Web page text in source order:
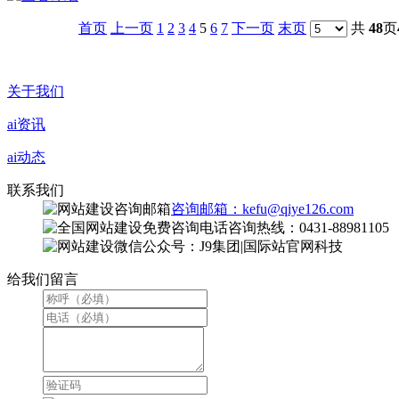
首页 上一页 1 2 3 4 5 6 7 下一页 末页 共 48页
关于我们
ai资讯
ai动态
联系我们
咨询邮箱：kefu@qiye126.com
咨询热线：0431-88981105
微信公众号：J9集团|国际站官网科技
给我们留言